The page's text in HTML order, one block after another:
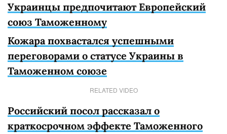
Украинцы предпочитают Европейский
союз Таможенному
Кожара похвастался успешными
переговорами о статусе Украины в
Таможенном союзе
RELATED VIDEO
Российский посол рассказал о
краткосрочном эффекте Таможенного